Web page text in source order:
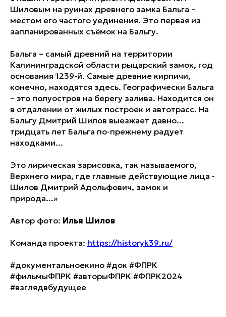
Шиловым на руинах древнего замка Бальга –
местом его частого уединения. Это первая из
запланированных съёмок на Бальгу.
Бальга – самый древний на территории
Калининградской области рыцарский замок, год
основания 1239-й. Самые древние кирпичи,
конечно, находятся здесь. Географически Бальга
– это полуостров на берегу залива. Находится он
в отдалении от жилых построек и автотрасс. На
Бальгу Дмитрий Шилов выезжает давно...
тридцать лет Бальга по-прежнему радует
находками...
Это лирическая зарисовка, так называемого,
Верхнего мира, где главные действующие лица -
Шилов Дмитрий Адольфович, замок и
природа...»
Автор фото: Илья Шилов
Команда проекта: https://historyk39.ru/
#документальноекино #док #ФПРК
#фильмыФПРК #авторыФПРК #ФПРК2024
#взглядвбудущее